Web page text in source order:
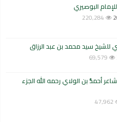
البوصيري
220,284
للشيخ سيد محمد بن عبد الرزاق
69,579
أحمدُّ بن الولاي رحمه الله الجزء
47,962